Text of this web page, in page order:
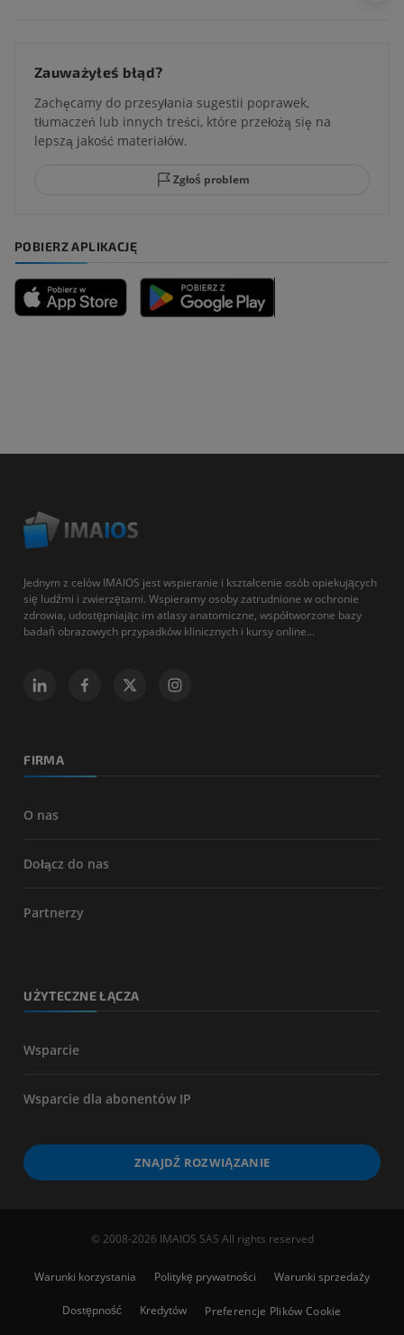
Zauważyłeś błąd?
Zachęcamy do przesyłania sugestii poprawek,
tłumaczeń lub innych treści, które przełożą się na
lepszą jakość materiałów.
Zgłoś problem
POBIERZ APLIKACJĘ
Jednym z celów IMAIOS jest wspieranie i kształcenie osób opiekujących
się ludźmi i zwierzętami. Wspieramy osoby zatrudnione w ochronie
zdrowia, udostępniając im atlasy anatomiczne, współtworzone bazy
badań obrazowych przypadków klinicznych i kursy online...
FIRMA
O nas
Dołącz do nas
Partnerzy
UŻYTECZNE ŁĄCZA
Wsparcie
Wsparcie dla abonentów IP
ZNAJDŹ ROZWIĄZANIE
© 2008-2026 IMAIOS SAS All rights reserved
Warunki korzystania Politykę prywatności Warunki sprzedaży
Dostępność Kredytów Preferencje Plików Cookie